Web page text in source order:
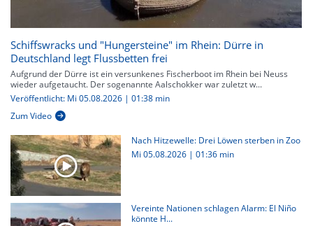
Schiffswracks und "Hungersteine" im Rhein: Dürre in
Deutschland legt Flussbetten frei
Aufgrund der Dürre ist ein versunkenes Fischerboot im Rhein bei Neuss
wieder aufgetaucht. Der sogenannte Aalschokker war zuletzt w...
Veröffentlicht: Mi 05.08.2026 | 01:38 min
Zum Video
Nach Hitzewelle: Drei Löwen sterben in Zoo
Mi 05.08.2026 | 01:36 min
Vereinte Nationen schlagen Alarm: El Niño
könnte H...